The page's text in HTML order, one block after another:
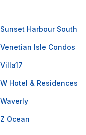
Sunset Harbour South
Venetian Isle Condos
Villa17
W Hotel & Residences
Waverly
Z Ocean